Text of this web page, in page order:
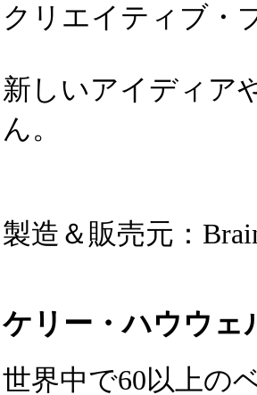
クリエイティブ・
新しいアイディア
ん。
製造＆販売元：
ケリー・ハウウェ
世界中で60以上の